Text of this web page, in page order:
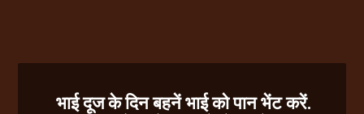
भाई दूज के दिन बहनें भाई को पान भेंट करें.